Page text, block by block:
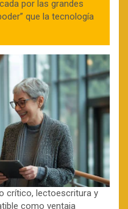
por las grandes
que la tecnología
crítico, lectoescritura y
como ventaja